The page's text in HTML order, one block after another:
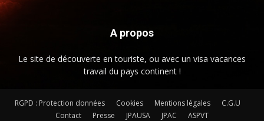
A propos
Le site de découverte en touriste, ou avec un visa vacances
travail du pays continent !
RGPD : Protection données Cookies Mentions légales
C.G.U
Contact
Presse JPAUSA JPAC ASPVT